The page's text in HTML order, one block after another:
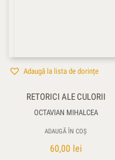
Adaugă la lista de dorințe
RETORICI ALE CULORII
OCTAVIAN MIHALCEA
ADAUGĂ ÎN COȘ
60,00 lei